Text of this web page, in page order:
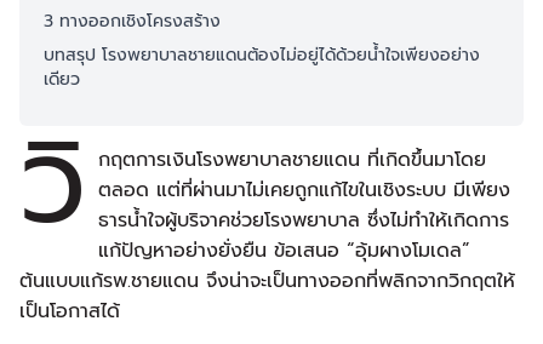
3 ทางออกเชิงโครงสร้าง
บทสรุป โรงพยาบาลชายแดนต้องไม่อยู่ได้ด้วยน้ำใจเพียงอย่าง
เดียว
วิ กฤตการเงินโรงพยาบาลชายแดน ที่เกิดขึ้นมาโดย
ตลอด แต่ที่ผ่านมาไม่เคยถูกแก้ไขในเชิงระบบ มีเพียง
ธารน้ำใจผู้บริจาคช่วยโรงพยาบาล ซึ่งไม่ทำให้เกิดการ
แก้ปัญหาอย่างยั่งยืน ข้อเสนอ “อุ้มผางโมเดล”
ต้นแบบแก้รพ.ชายแดน จึงน่าจะเป็นทางออกที่พลิกจากวิกฤตให้
เป็นโอกาสได้